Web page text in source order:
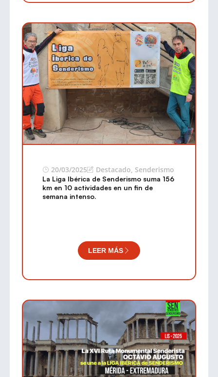
20/03/2025 Destacado Senderismo
La Liga Ibérica de Senderismo suma 156
km en 10 actividades en un fin de
semana intenso.
LEER MÁS